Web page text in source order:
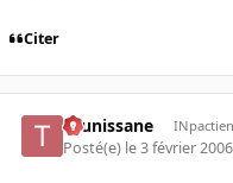
Citer
tounissane INpactien
Posté(e) le 3 février 2006